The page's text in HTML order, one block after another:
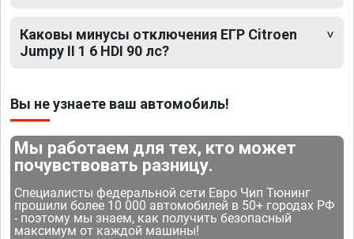
Каковы минусы отключения ЕГР Citroen
Jumpy II 1 6 HDI 90 лс?
Вы не узнаете ваш автомобиль!
Мы работаем для тех, кто может
почувствовать разницу.
Специалисты федеральной сети Евро Чип Тюнинг
прошили более 10 000 автомобилей в 50+ городах РФ
- поэтому мы знаем, как получить безопасный
максимум от каждой машины!